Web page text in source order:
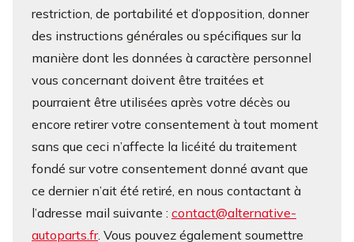
restriction, de portabilité et d’opposition, donner
des instructions générales ou spécifiques sur la
manière dont les données à caractère personnel
vous concernant doivent être traitées et
pourraient être utilisées après votre décès ou
encore retirer votre consentement à tout moment
sans que ceci n’affecte la licéité du traitement
fondé sur votre consentement donné avant que
ce dernier n’ait été retiré, en nous contactant à
l’adresse mail suivante : contact@alternative-
autoparts.fr. Vous pouvez également soumettre